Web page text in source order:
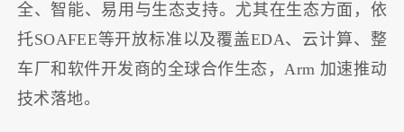
全、智能、易用与生态支持。尤其在生态方面，依
托SOAFEE等开放标准以及覆盖EDA、云计算、整
车厂和软件开发商的全球合作生态，Arm 加速推动
技术落地。